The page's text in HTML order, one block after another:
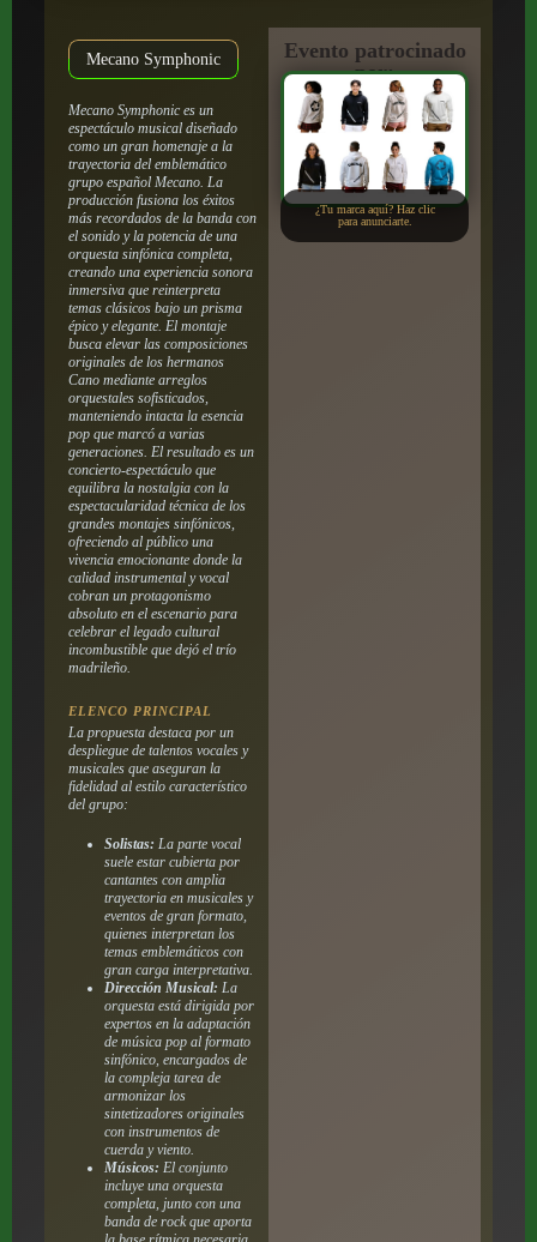
Mecano Symphonic
Mecano Symphonic es un
espectáculo musical diseñado
como un gran homenaje a la
trayectoria del emblemático
grupo español Mecano. La
producción fusiona los éxitos
más recordados de la banda con
el sonido y la potencia de una
orquesta sinfónica completa,
creando una experiencia sonora
inmersiva que reinterpreta
temas clásicos bajo un prisma
épico y elegante. El montaje
busca elevar las composiciones
originales de los hermanos
Cano mediante arreglos
orquestales sofisticados,
manteniendo intacta la esencia
pop que marcó a varias
generaciones. El resultado es un
concierto-espectáculo que
equilibra la nostalgia con la
espectacularidad técnica de los
grandes montajes sinfónicos,
ofreciendo al público una
vivencia emocionante donde la
calidad instrumental y vocal
cobran un protagonismo
absoluto en el escenario para
celebrar el legado cultural
incombustible que dejó el trío
madrileño.
ELENCO PRINCIPAL
La propuesta destaca por un
despliegue de talentos vocales y
musicales que aseguran la
fidelidad al estilo característico
del grupo:
Solistas: La parte vocal
suele estar cubierta por
cantantes con amplia
trayectoria en musicales y
eventos de gran formato,
quienes interpretan los
temas emblemáticos con
gran carga interpretativa.
Dirección Musical: La
orquesta está dirigida por
expertos en la adaptación
de música pop al formato
sinfónico, encargados de
la compleja tarea de
armonizar los
sintetizadores originales
con instrumentos de
cuerda y viento.
Músicos: El conjunto
incluye una orquesta
completa, junto con una
banda de rock que aporta
Evento patrocinado
por:
¿Tu marca aquí? Haz clic
para anunciarte.